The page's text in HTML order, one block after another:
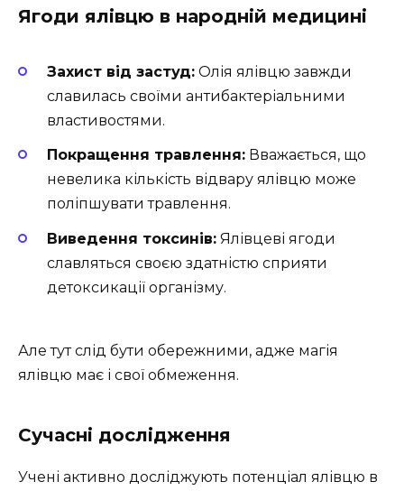
Ягоди ялівцю в народній медицині
Захист від застуд: Олія ялівцю завжди
славилась своїми антибактеріальними
властивостями.
Покращення травлення: Вважається, що
невелика кількість відвару ялівцю може
поліпшувати травлення.
Виведення токсинів: Ялівцеві ягоди
славляться своєю здатністю сприяти
детоксикації організму.
Але тут слід бути обережними, адже магія
ялівцю має і свої обмеження.
Сучасні дослідження
Учені активно досліджують потенціал ялівцю в